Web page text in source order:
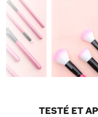
TESTÉ ET